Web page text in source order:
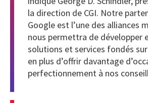
la direction de CGI. Notre
Google est l’une des alliances
nous permettra de développer
solutions et services fondés
en plus d’offrir davantage
perfectionnement à nos